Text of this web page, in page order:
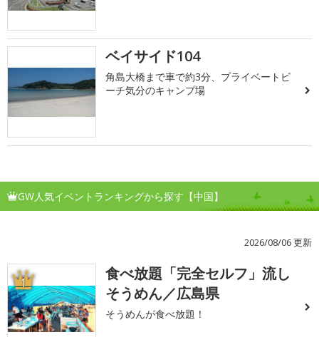
ベイサイド104
角島大橋まで車で約3分、プライベートビ
ーチ気分のキャンプ場
GW人気イベントランキングから探す【中国】
2026/08/06 更新
1
食べ放題「完全セルフ」流し
そうめん／広島県
そうめんが食べ放題！